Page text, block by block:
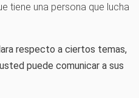
tiene una persona que lucha
respecto a ciertos temas,
puede comunicar a sus